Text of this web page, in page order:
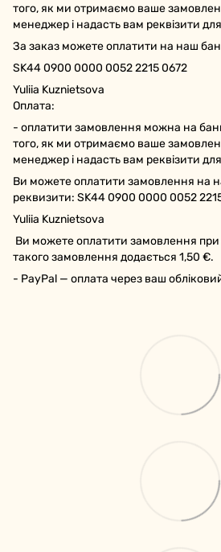
того, як ми отримаємо ваше
менеджер і надасть вам реквізити
За заказ можете оплатити на наш
SK44 0900 0000 0052 2215 0672
Yuliia Kuznietsova
Оплата:
- оплатити замовлення можна на
того, як ми отримаємо ваше
менеджер і надасть вам реквізити
Ви можете оплатити замовлення на
реквизити: SK44 0900 0000 0052
Yuliia Kuznietsova
Ви можете оплатити замовлення при
такого замовлення додається 1,50 €.
- PayPal — оплата через ваш